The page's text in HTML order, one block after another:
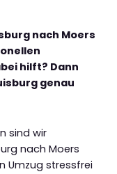
nach Moers
hilft? Dann
genau
sind wir
nach Moers
Umzug stressfrei